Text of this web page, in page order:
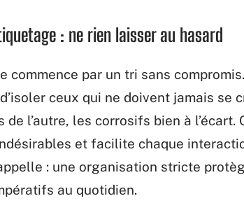
: ne rien laisser au hasard
commence par un tri sans
ceux qui ne doivent jamais se
de l’autre, les corrosifs bien à
et facilite chaque
: une organisation stricte
au quotidien.